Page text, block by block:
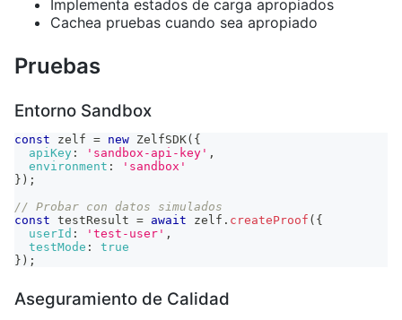
Implementa estados de carga apropiados
Cachea pruebas cuando sea apropiado
Pruebas
Entorno Sandbox
const zelf = new ZelfSDK( {
apiKey : 'sandbox-api-key' ,
environment :
'sandbox'
} ) ;
// Probar con datos simulados
const testResult = await zelf . createProof ( {
userId : 'test-user' ,
testMode :
true
} ) ;
Aseguramiento de Calidad